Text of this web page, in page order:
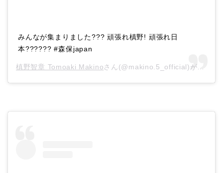
みんなが集まりました??? 頑張れ槙野! 頑張れ日
本?????? #森保japan
槙野智章 Tomoaki Makinoさん(@makino.5_official)がシェアした投稿 –